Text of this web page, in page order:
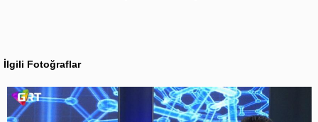
İlgili Fotoğraflar